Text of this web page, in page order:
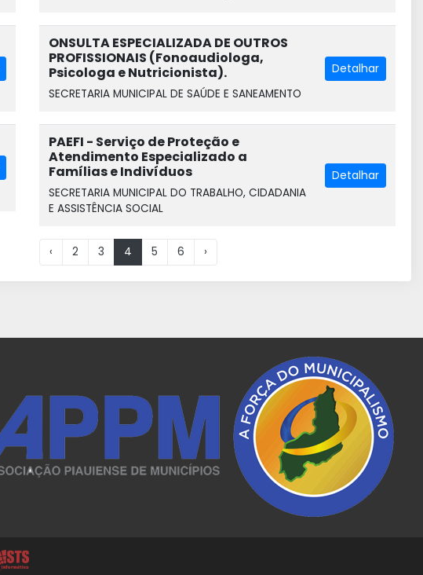
ONSULTA ESPECIALIZADA DE OUTROS
PROFISSIONAIS (Fonoaudiologa,
Psicologa e Nutricionista).
SECRETARIA MUNICIPAL DE SAÚDE E SANEAMENTO
Detalhar
PAEFI - Serviço de Proteção e
Atendimento Especializado a
Famílias e Indivíduos
SECRETARIA MUNICIPAL DO TRABALHO, CIDADANIA
E ASSISTÊNCIA SOCIAL
Detalhar
‹ 2 3 4 5 6 ›